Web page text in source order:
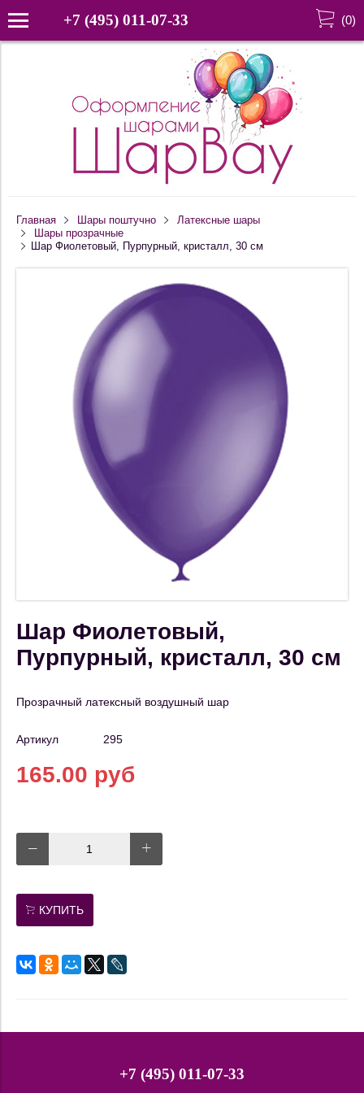
+7 (495) 011-07-33 (0)
Главная Шары поштучно
Латексные шары
Шары прозрачные
Шар Фиолетовый, Пурпурный, кристалл, 30 см
Шар Фиолетовый,
Пурпурный, кристалл, 30 см
Прозрачный латексный воздушный шар
Артикул 295
165.00 руб
КУПИТЬ
+7 (495) 011-07-33